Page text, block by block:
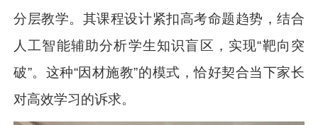
分层教学。其课程设计紧扣高考命题趋势，结合
人工智能辅助分析学生知识盲区，实现“靶向突
破”。这种“因材施教”的模式，恰好契合当下家长
对高效学习的诉求。